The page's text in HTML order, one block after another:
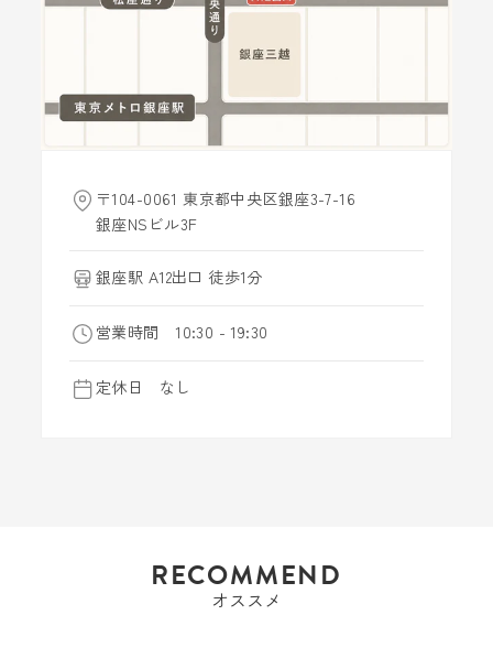
〒104-0061 東京都中央区銀座3-7-16
銀座NSビル3F
銀座駅 A12出口 徒歩1分
営業時間 10:30 - 19:30
定休日 なし
RECOMMEND
オススメ